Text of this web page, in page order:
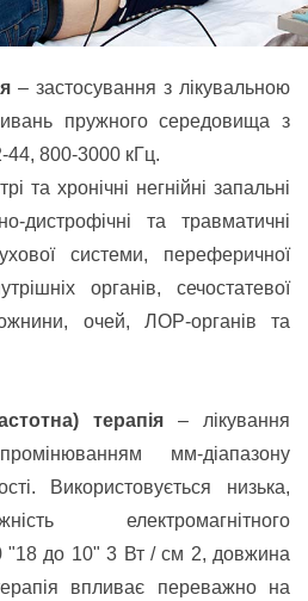
– застосування з лікувальною
вань пружного середовища з
44, 800-3000 кГц.
та хронічні негнійні запальні
дистрофічні та травматичні
системи, переферичної
органів, сечостатевої
очей, ЛОР-органів та
терапія – лікування
мм-діапазону
Використовується низька,
електромагнітного
"18 до 10" 3 Вт / см 2, довжина
впливає переважно на